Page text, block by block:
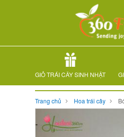
GIỎ TRÁI CÂY SINH NHẬT
Trang chủ Hoa trái cây